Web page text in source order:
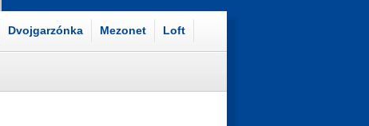
Dvojgarzónka Mezonet Loft